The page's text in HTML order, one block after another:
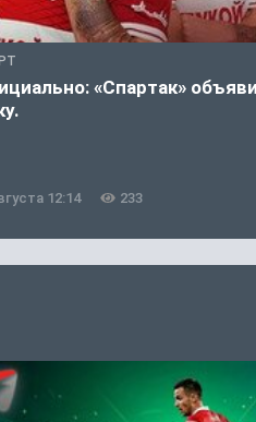
«Спартак»
12:14 233